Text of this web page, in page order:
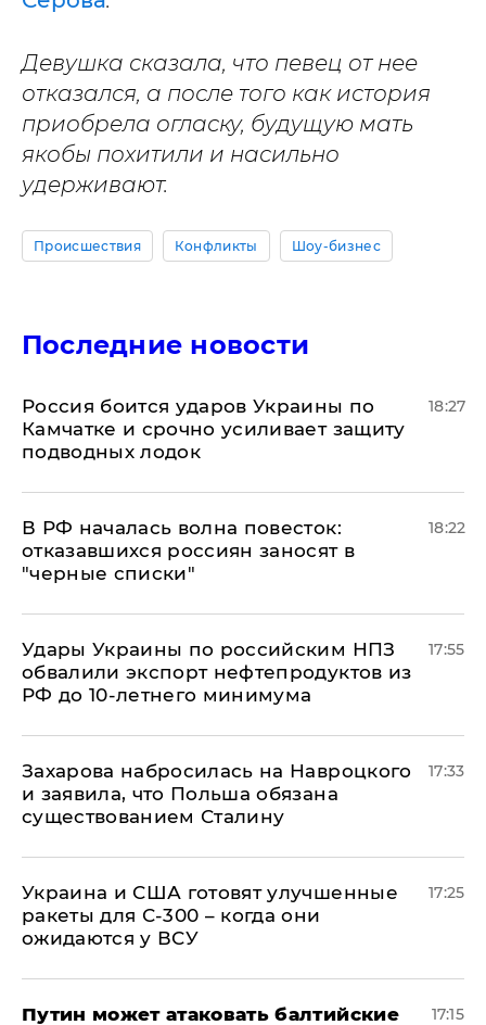
Девушка сказала, что певец от нее
отказался, а после того как история
приобрела огласку, будущую мать
якобы похитили и насильно
удерживают.
Происшествия Конфликты Шоу-бизнес
Последние новости
Россия боится ударов Украины по
Камчатке и срочно усиливает защиту
подводных лодок
18:27
​В РФ началась волна повесток:
отказавшихся россиян заносят в
"черные списки"
18:22
Удары Украины по российским НПЗ
обвалили экспорт нефтепродуктов из
РФ до 10-летнего минимума
17:55
​Захарова набросилась на Навроцкого
и заявила, что Польша обязана
существованием Сталину
17:33
Украина и США готовят улучшенные
ракеты для С-300 – когда они
ожидаются у ВСУ
17:25
Путин может атаковать балтийские 17:15